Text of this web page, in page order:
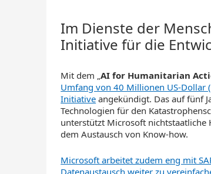
Im Dienste der
Initiative für die
Mit dem „AI for Humanitarian
Umfang von 40 Millionen US-Dollar
Initiative angekündigt. Das auf fünf
Technologien für den
unterstützt Microsoft nichtstaatliche
dem Austausch von Know-how.
Microsoft arbeitet zudem eng mit